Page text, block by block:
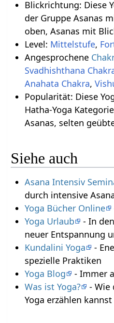
Blickrichtung: Diese
der Gruppe Asanas
oben, Asanas mit
Level: Mittelstufe,
Angesprochene
Svadhishthana
Anahata Chakra,
Popularität: Diese
Hatha-Yoga
Asanas, selten
Siehe auch
Asana Intensiv
durch intensive
Yoga Bücher Online
Yoga Urlaub
- In
neuer Entspannung
Kundalini Yoga
-
spezielle Praktiken
Yoga Blog
- Immer
Was ist Yoga?
- Wie
Yoga erzählen kannst